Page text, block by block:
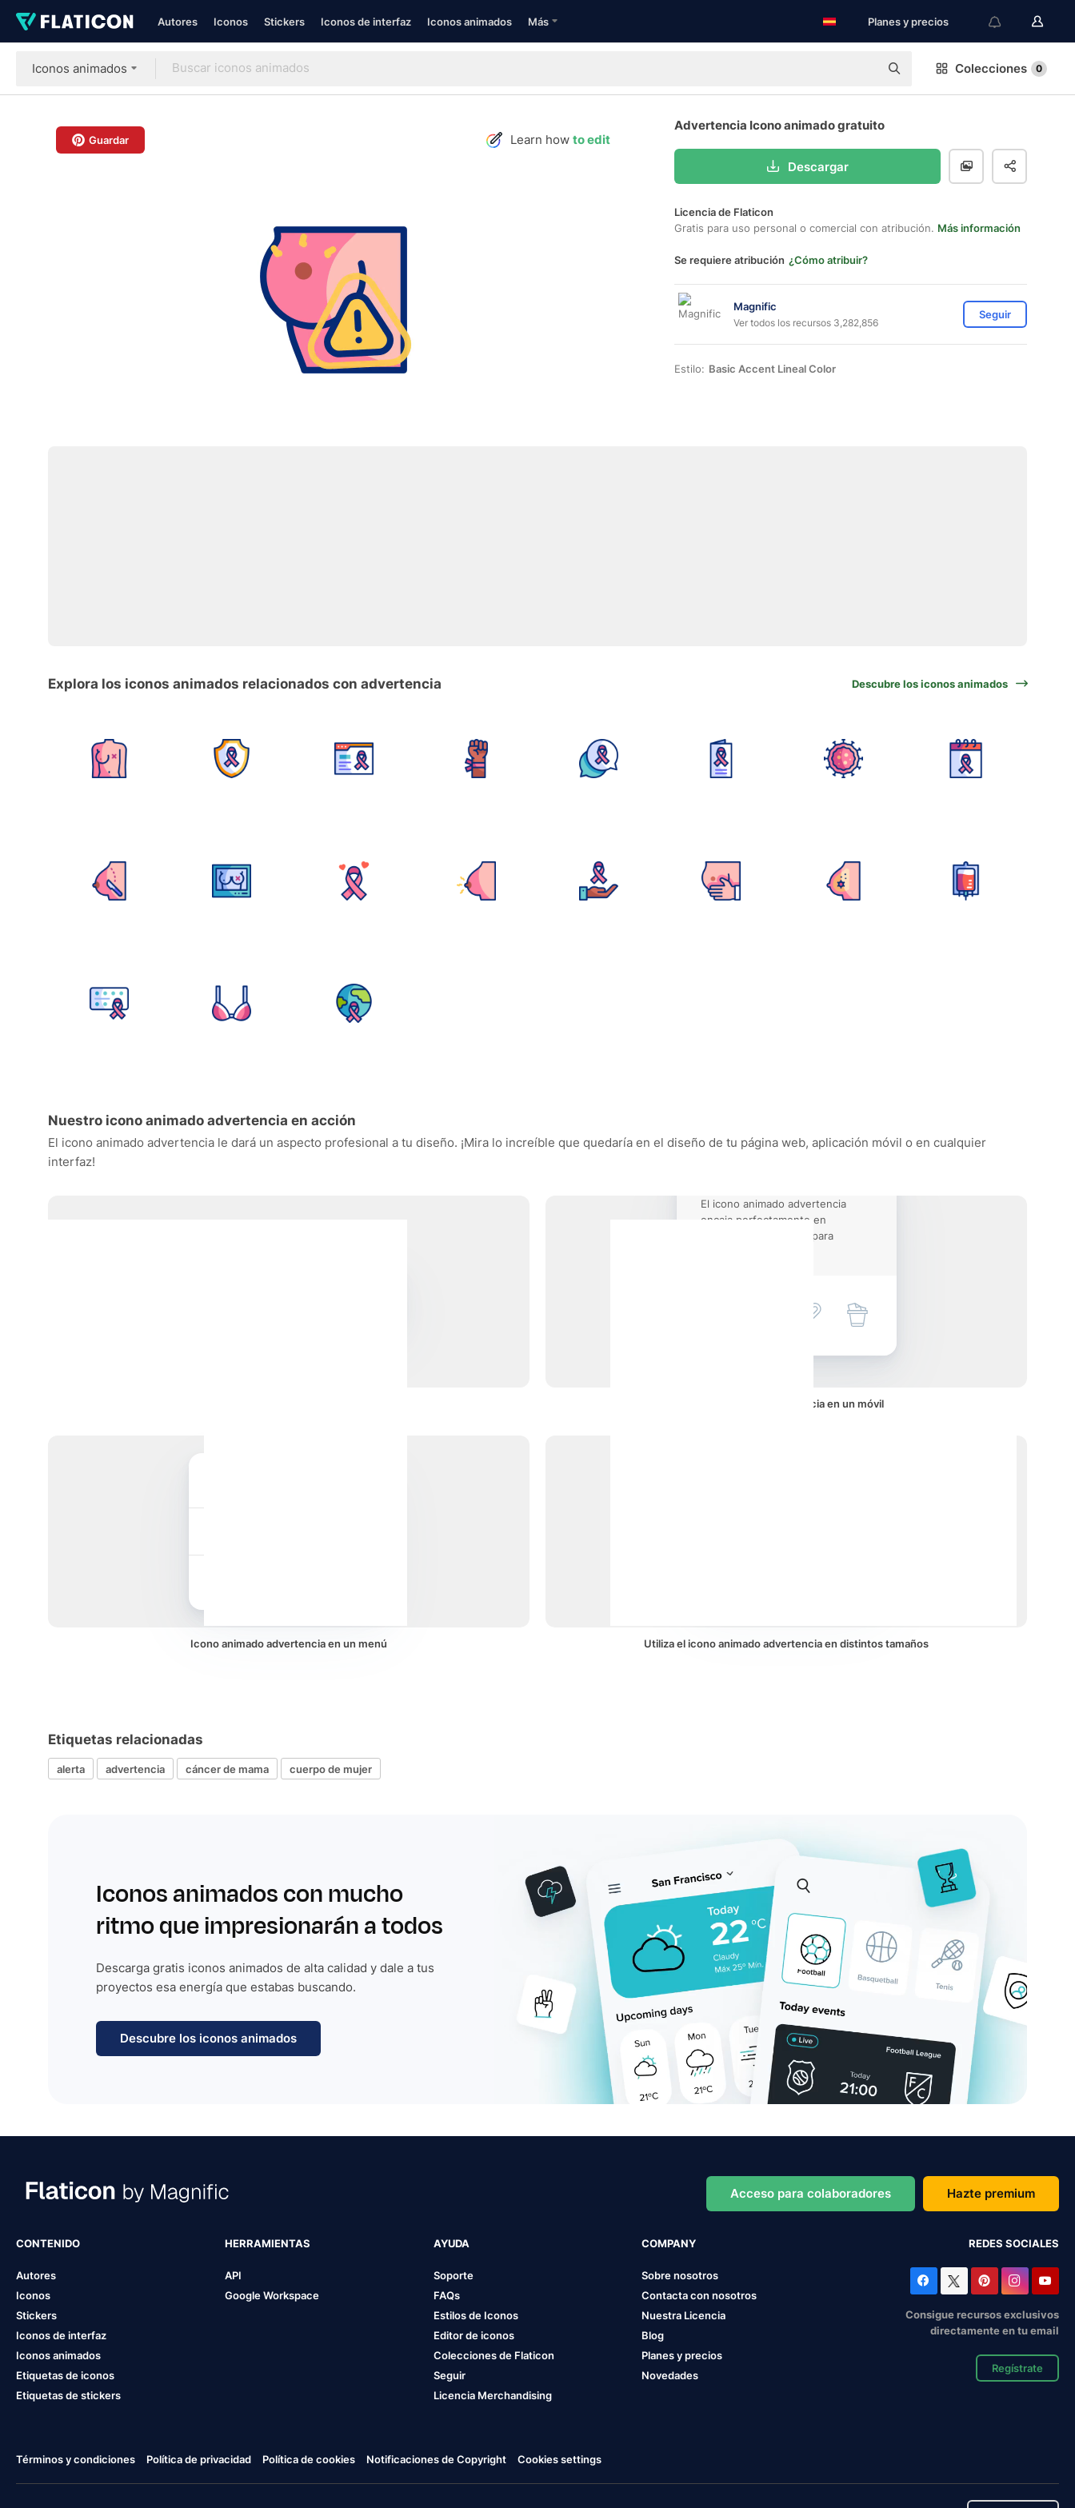
Autores Iconos Stickers Iconos de interfaz Iconos animados Más Planes y precios
Iconos animados Colecciones 0
Guardar Learn how to edit
Advertencia Icono animado gratuito
Descargar
Licencia de Flaticon
Gratis para uso personal o comercial con atribución. Más información
Se requiere atribución ¿Cómo atribuir?
Magnific
Ver todos los recursos 3,282,856
Seguir
Estilo: Basic Accent Lineal Color
Explora los iconos animados relacionados con advertencia Descubre los iconos animados
Nuestro icono animado advertencia en acción
El icono animado advertencia le dará un aspecto profesional a tu diseño. ¡Mira lo increíble que quedaría en el diseño de tu página web, aplicación móvil o en cualquier
interfaz!
El icono animado advertencia
encaja perfectamente en
proyectos de interfaz para
Icono animado advertencia en un móvil
Icono animado advertencia en un menú Utiliza el icono animado advertencia en distintos tamaños
Etiquetas relacionadas
alerta advertencia cáncer de mama cuerpo de mujer
Iconos animados con mucho
ritmo que impresionarán a todos
Descarga gratis iconos animados de alta calidad y dale a tus
proyectos esa energía que estabas buscando.
Descubre los iconos animados
Acceso para colaboradores Hazte premium
CONTENIDO
Autores
Iconos
Stickers
Iconos de interfaz
Iconos animados
Etiquetas de iconos
Etiquetas de stickers
HERRAMIENTAS
API
Google Workspace
AYUDA
Soporte
FAQs
Estilos de Iconos
Editor de iconos
Colecciones de Flaticon
Seguir
Licencia Merchandising
COMPANY
Sobre nosotros
Contacta con nosotros
Nuestra Licencia
Blog
Planes y precios
Novedades
REDES SOCIALES
Consigue recursos exclusivos
directamente en tu email
Regístrate
Términos y condiciones Política de privacidad Política de cookies Notificaciones de Copyright Cookies settings